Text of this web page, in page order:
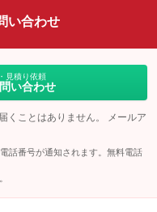
い合わせ
見積り依頼
い合わせ
くことはありません。 メールア
話番号が通知されます。無料電話